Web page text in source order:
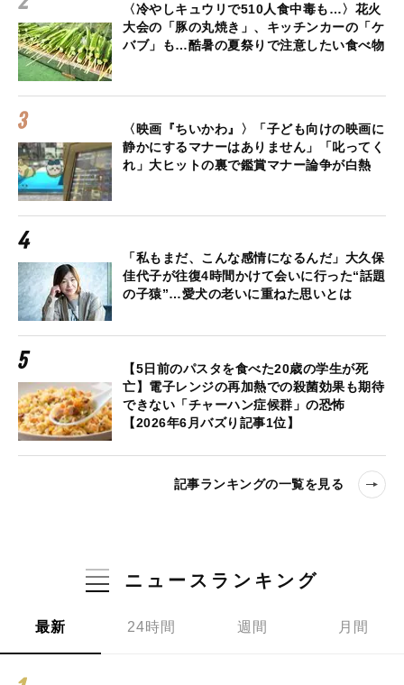
〈冷やしキュウリで510人食中毒も…〉花火
大会の「豚の丸焼き」、キッチンカーの「ケ
バブ」も…酷暑の夏祭りで注意したい食べ物
〈映画『ちいかわ』〉「子ども向けの映画に
静かにするマナーはありません」「叱ってく
れ」大ヒットの裏で鑑賞マナー論争が白熱
「私もまだ、こんな感情になるんだ」大久保
佳代子が往復4時間かけて会いに行った“話題
の子猿”…愛犬の老いに重ねた思いとは
【5日前のパスタを食べた20歳の学生が死
亡】電子レンジの再加熱での殺菌効果も期待
できない「チャーハン症候群」の恐怖
【2026年6月バズり記事1位】
記事ランキングの一覧を見る
ニュースランキング
最新 24時間 週間 月間